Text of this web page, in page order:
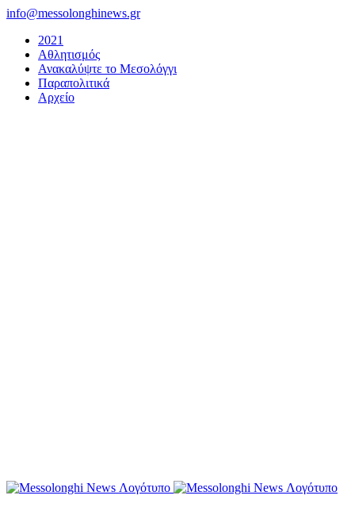
Μετάβαση
περιεχόμενο
info@messolonghinews.gr
2021
Αθλητισμός
Ανακαλύψτε το Μεσολόγγι
Παραπολιτικά
Αρχείο